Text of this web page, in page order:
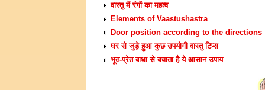
वास्तु में रंगों का महत्व
Elements of Vaastushastra
Door position according to the directions
घर से जुड़े हुआ कुछ उपयोगी वास्तु टिप्स
भूत-प्रेत बाधा से बचाता है ये आसान उपाय